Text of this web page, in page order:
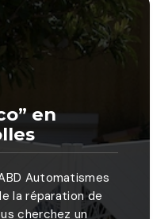
en
Automatismes
la réparation de
cherchez un